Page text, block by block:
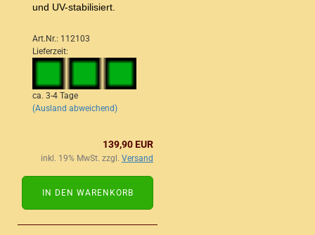
und UV-stabilisiert.
Art.Nr.: 112103
Lieferzeit:
ca. 3-4 Tage
(Ausland abweichend)
139,90 EUR
inkl. 19% MwSt. zzgl. Versand
IN DEN WARENKORB